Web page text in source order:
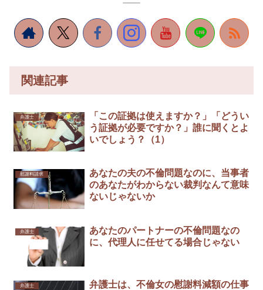
関連記事
弁護士
「この証拠は使えますか？」「どうい
う証拠が必要ですか？」誰に聞くとよ
いでしょう？（1）
慰謝料請求
あなたの夫の不倫問題なのに、当事者
のあなたがわからない裁判なんて意味
ないじゃないか
弁護士
あなたのパートナーの不倫問題なの
に、代理人に任せてる場合じゃない
弁護士
弁護士は、不倫女の慰謝料減額の仕事